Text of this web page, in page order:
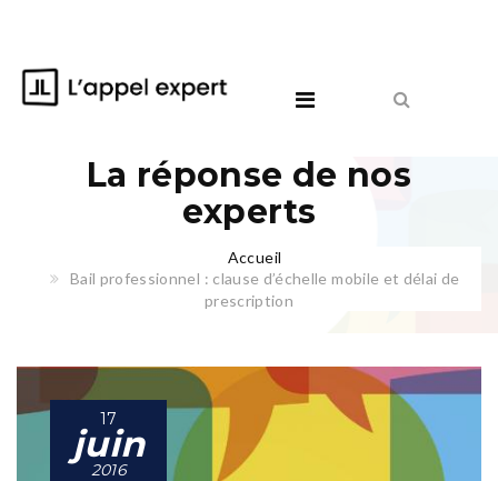
La réponse de nos
experts
Accueil
Bail professionnel : clause d’échelle mobile et délai de
prescription
17
juin
2016